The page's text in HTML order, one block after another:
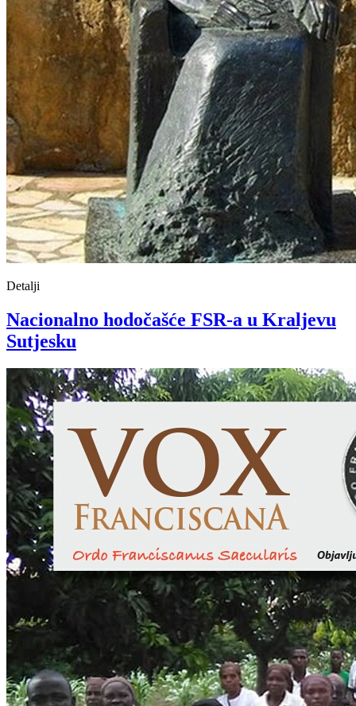
Detalji
Nacionalno hodočašće FSR-a u Kraljevu
Sutjesku